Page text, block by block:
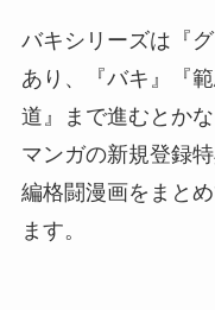
バキシリーズは『
あり、『バキ』『
道』まで進むとか
マンガの新規登録
編格闘漫画をまと
ます。